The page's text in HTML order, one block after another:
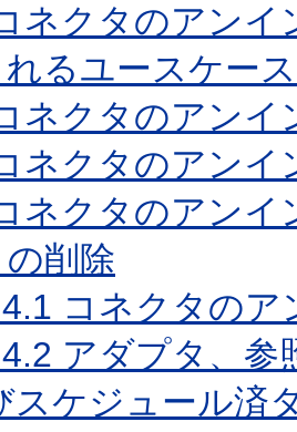
ネクタのアンイ
るユースケース
ネクタのアンイ
ネクタのアンイ
ネクタのアンイ
削除
コネクタのア
アダプタ、参
スケジュール済